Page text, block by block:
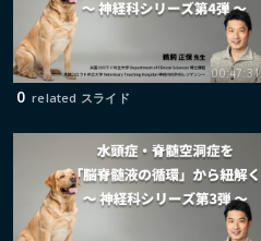
00:47:31
0 related スライド